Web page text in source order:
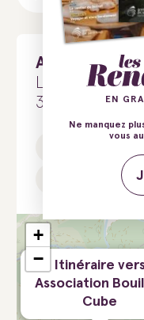
Association
La Grange
34380
Itinéraire
Association
Cube
+
−
EN
Ne manquez
vous